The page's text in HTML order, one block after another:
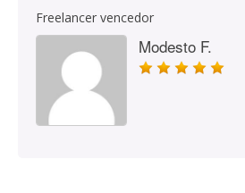
Freelancer vencedor
Modesto F.